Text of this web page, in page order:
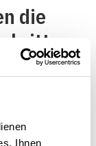
Ihnen
die
Es